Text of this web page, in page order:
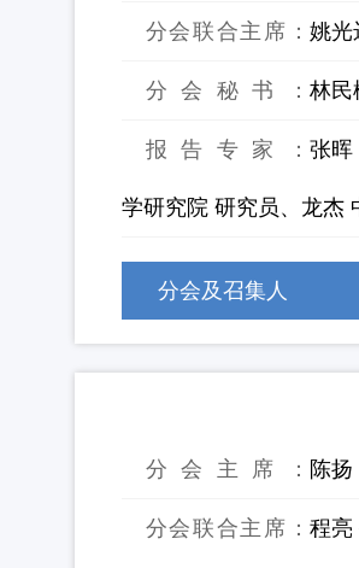
分会联合主席： 姚光
分会秘书： 林民
报告专家： 张晖
学研究院 研究员、龙杰
分会及召集人
分会主席： 陈
分会联合主席： 程亮